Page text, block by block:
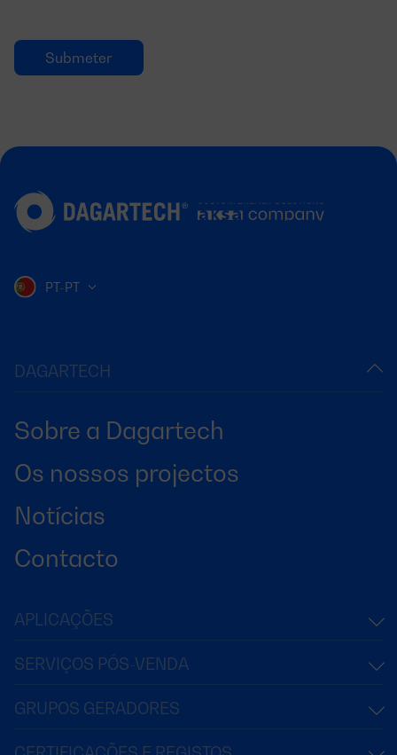
DAGARTECH
Sobre a Dagartech
Os nossos projectos
Notícias
Contacto
PT-PT
APLICAÇÕES
SERVIÇOS PÓS-VENDA
GRUPOS GERADORES